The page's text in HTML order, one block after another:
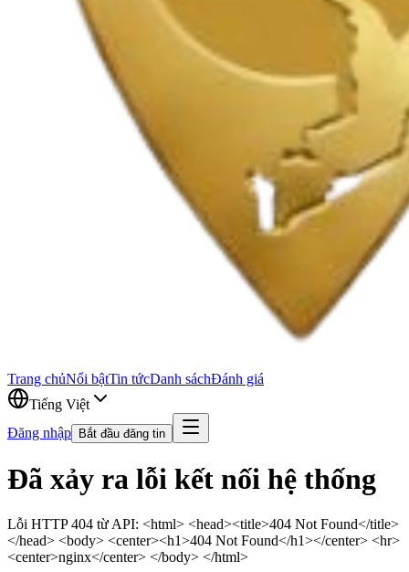
Trang chủNổi bậtTin tứcDanh sáchĐánh giá
Tiếng Việt
Đăng nhập
Bắt đầu đăng tin
Đã xảy ra lỗi kết nối hệ thống
Lỗi HTTP 404 từ API: <html> <head><title>404 Not Found</title>
</head> <body> <center><h1>404 Not Found</h1></center> <hr>
<center>nginx</center> </body> </html>